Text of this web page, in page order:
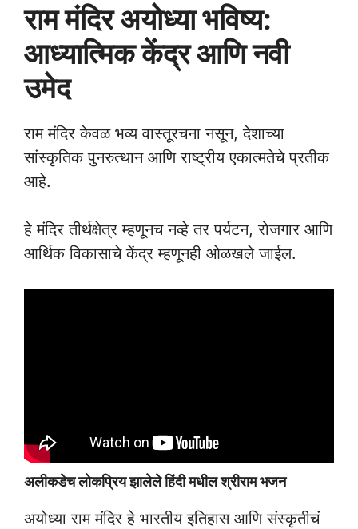
राम मंदिर अयोध्या भविष्य:
आध्यात्मिक केंद्र आणि नवी
उमेद
राम मंदिर केवळ भव्य वास्तूरचना नसून, देशाच्या
सांस्कृतिक पुनरुत्थान आणि राष्ट्रीय एकात्मतेचे प्रतीक
आहे.
हे मंदिर तीर्थक्षेत्र म्हणूनच नव्हे तर पर्यटन, रोजगार आणि
आर्थिक विकासाचे केंद्र म्हणूनही ओळखले जाईल.
अलीकडेच लोकप्रिय झालेले हिंदी मधील श्रीराम भजन
अयोध्या राम मंदिर हे भारतीय इतिहास आणि संस्कृतीचं